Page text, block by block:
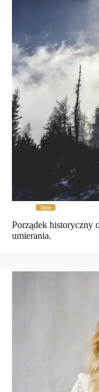
Inne
Porządek historyczny
umierania.